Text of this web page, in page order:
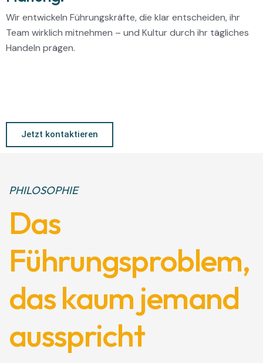
Wir entwickeln Führungskräfte, die klar entscheiden, ihr
Team wirklich mitnehmen – und Kultur durch ihr tägliches
Handeln prägen.
Jetzt kontaktieren
PHILOSOPHIE
Das
Führungsproblem,
das kaum jemand
ausspricht